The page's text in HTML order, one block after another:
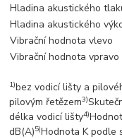
Hladina akustického
Hladina akustického
Vibrační hodnota vlevo
Vibrační hodnota vpravo
1)bez vodicí lišty a
pilovým řetězem3)
délka vodicí lišty4)
dB(A)5)Hodnota K podle